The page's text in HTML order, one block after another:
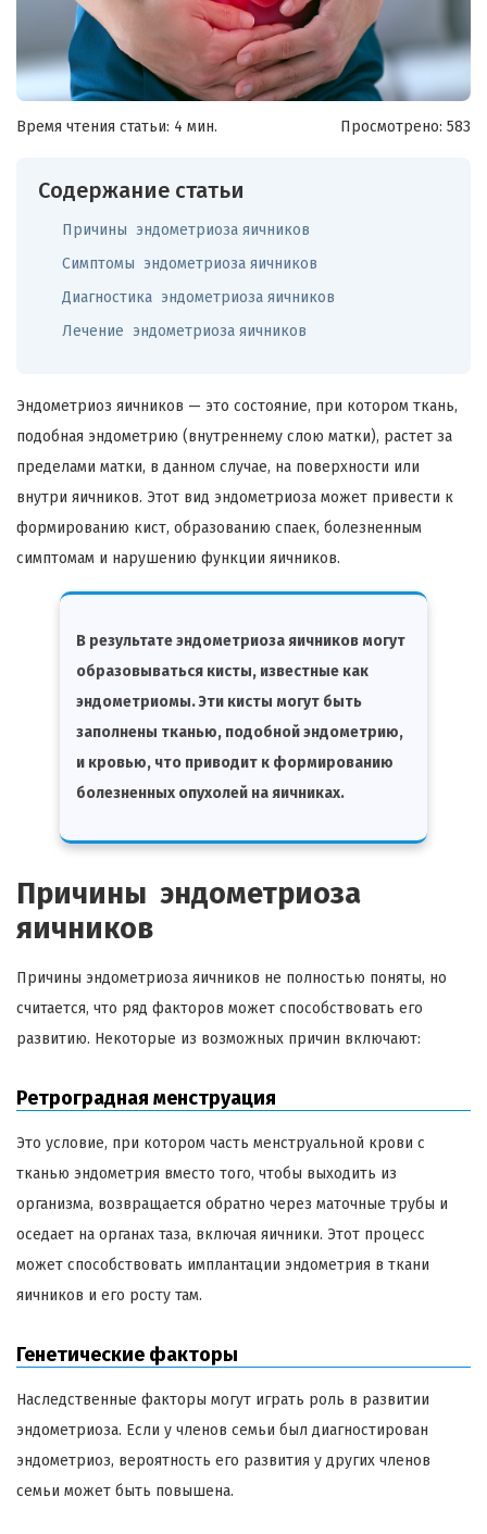
Время чтения статьи: 4 мин. Просмотрено: 583
Содержание статьи
Причины эндометриоза яичников
Симптомы эндометриоза яичников
Диагностика эндометриоза яичников
Лечение эндометриоза яичников
Эндометриоз яичников — это состояние, при котором ткань,
подобная эндометрию (внутреннему слою матки), растет за
пределами матки, в данном случае, на поверхности или
внутри яичников. Этот вид эндометриоза может привести к
формированию кист, образованию спаек, болезненным
симптомам и нарушению функции яичников.
В результате эндометриоза яичников могут
образовываться кисты, известные как
эндометриомы. Эти кисты могут быть
заполнены тканью, подобной эндометрию,
и кровью, что приводит к формированию
болезненных опухолей на яичниках.
Причины эндометриоза
яичников
Причины эндометриоза яичников не полностью поняты, но
считается, что ряд факторов может способствовать его
развитию. Некоторые из возможных причин включают:
Ретроградная менструация
Это условие, при котором часть менструальной крови с
тканью эндометрия вместо того, чтобы выходить из
организма, возвращается обратно через маточные трубы и
оседает на органах таза, включая яичники. Этот процесс
может способствовать имплантации эндометрия в ткани
яичников и его росту там.
Генетические факторы
Наследственные факторы могут играть роль в развитии
эндометриоза. Если у членов семьи был диагностирован
эндометриоз, вероятность его развития у других членов
семьи может быть повышена.